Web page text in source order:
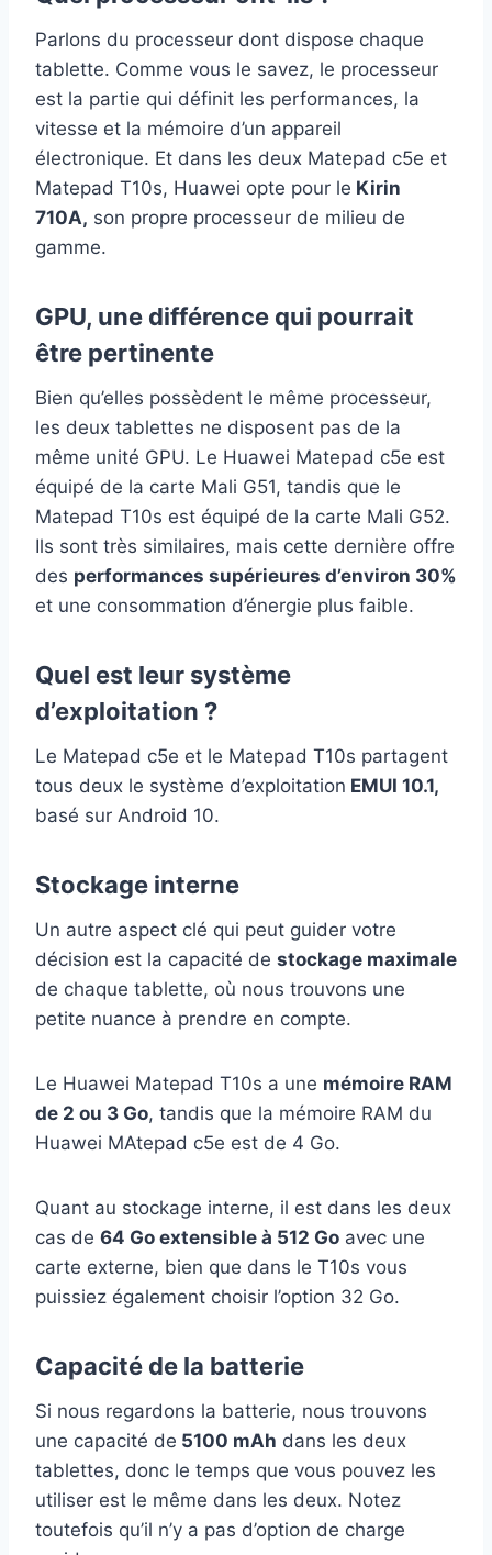
Parlons du processeur dont dispose chaque
tablette. Comme vous le savez, le processeur
est la partie qui définit les performances, la
vitesse et la mémoire d’un appareil
électronique. Et dans les deux Matepad c5e et
Matepad T10s, Huawei opte pour le Kirin
710A, son propre processeur de milieu de
gamme.
GPU, une différence qui pourrait
être pertinente
Bien qu’elles possèdent le même processeur,
les deux tablettes ne disposent pas de la
même unité GPU. Le Huawei Matepad c5e est
équipé de la carte Mali G51, tandis que le
Matepad T10s est équipé de la carte Mali G52.
Ils sont très similaires, mais cette dernière offre
des performances supérieures d’environ 30%
et une consommation d’énergie plus faible.
Quel est leur système
d’exploitation ?
Le Matepad c5e et le Matepad T10s partagent
tous deux le système d’exploitation EMUI 10.1,
basé sur Android 10.
Stockage interne
Un autre aspect clé qui peut guider votre
décision est la capacité de stockage maximale
de chaque tablette, où nous trouvons une
petite nuance à prendre en compte.
Le Huawei Matepad T10s a une mémoire RAM
de 2 ou 3 Go, tandis que la mémoire RAM du
Huawei MAtepad c5e est de 4 Go.
Quant au stockage interne, il est dans les deux
cas de 64 Go extensible à 512 Go avec une
carte externe, bien que dans le T10s vous
puissiez également choisir l’option 32 Go.
Capacité de la batterie
Si nous regardons la batterie, nous trouvons
une capacité de 5100 mAh dans les deux
tablettes, donc le temps que vous pouvez les
utiliser est le même dans les deux. Notez
toutefois qu’il n’y a pas d’option de charge